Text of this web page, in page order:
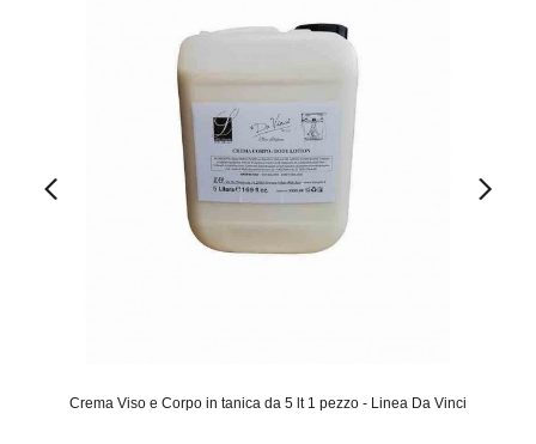
Crema Viso e Corpo in tanica da 5 lt 1 pezzo - Linea Da Vinci